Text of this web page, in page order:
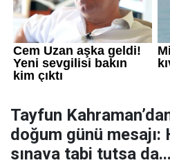
Tayfun
doğum günü mesajı:
sınava tabi tutsa da...